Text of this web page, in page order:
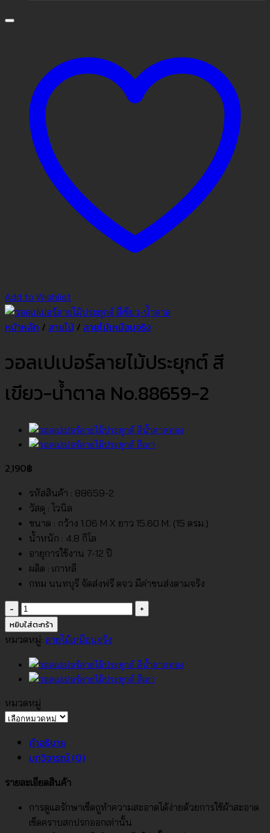
Add to Wishlist
หน้าหลัก / ลายไม้ / ลายไม้เหมือนจริง
วอลเปเปอร์ลายไม้ประยุกต์ สี
เขียว-น้ำตาล No.88659-2
2,190฿
รหัสสินค้า : 88659-2
วัสดุ : ไวนิล
ขนาด : กว้าง 1.06 M X ยาว 15.60 M. (15 ตรม.)
น้ำหนัก : 4.8 กิโล
อายุการใช้งาน 7-12 ปี
ผลิต : เกาหลี
กทม นนทบุรี จัดส่งฟรี ตจว มีค่าขนส่งตามจริง
จำนวน
วอลเปเปอร์
ลายไม้
สี
เขียว-
น้ำตาล
No.88659-
ชิ้น
หยิบใส่ตะกร้า
หมวดหมู่: ลายไม้เหมือนจริง
หมวดหมู่
หมวด
คำอธิบาย
บทวิจารณ์ (0)
รายละเอียดสินค้า
การดูแลรักษาเช็ดถูทำความสะอาดได้ง่ายด้วยการใช้ผ้าสะอาด
เช็ดคราบสกปรกออกเท่านั้น